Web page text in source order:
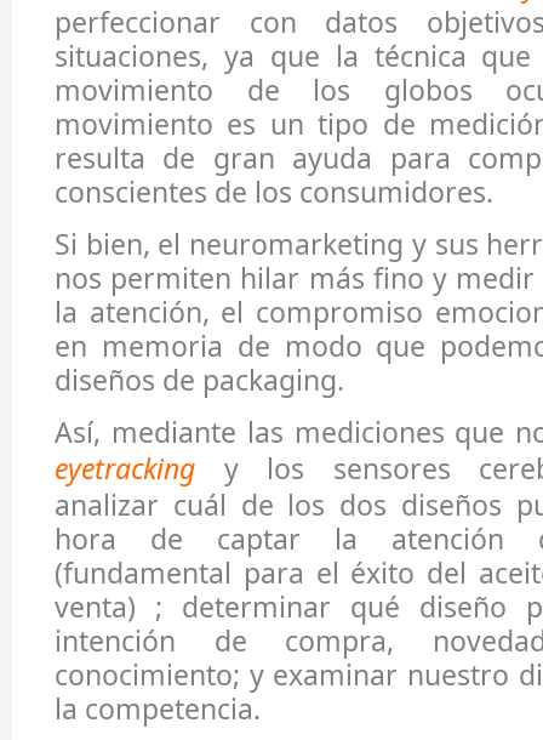
perfeccionar con datos
situaciones, ya que la técnica
movimiento de los globos
movimiento es un tipo de
resulta de gran ayuda para
conscientes de los consumidores.
Si bien, el neuromarketing y sus
nos permiten hilar más fino y
la atención, el compromiso
en memoria de modo que
diseños de packaging.
Así, mediante las mediciones que
eyetracking y los sensores
analizar cuál de los dos diseños
hora de captar la atención
(fundamental para el éxito del
venta) ; determinar qué diseño
intención de compra,
conocimiento; y examinar nuestro
la competencia.